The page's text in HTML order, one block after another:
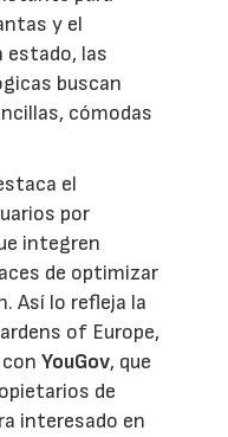
y el
estado, las
buscan
cómodas
el
por
integren
de optimizar
Así lo refleja la
of Europe,
conYouGov, que
de
interesado en